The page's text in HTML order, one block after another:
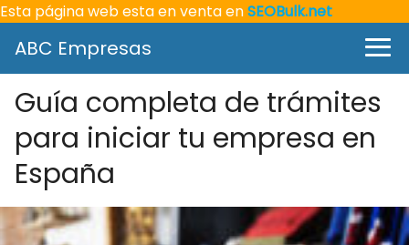
Esta página web esta en venta enSEOBulk.net
ABC Empresas
Guía completa de trámites
para iniciar tu empresa en
España